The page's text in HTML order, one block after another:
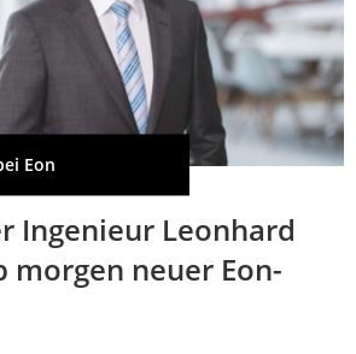
Eon
Ingenieur Leonhard
morgen neuer Eon-